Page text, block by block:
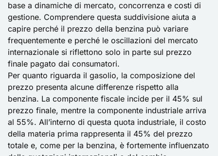
base a dinamiche di mercato, concorrenza e costi di
gestione. Comprendere questa suddivisione aiuta a
capire perché il prezzo della benzina può variare
frequentemente e perché le oscillazioni del mercato
internazionale si riflettono solo in parte sul prezzo
finale pagato dai consumatori.
Per quanto riguarda il gasolio, la composizione del
prezzo presenta alcune differenze rispetto alla
benzina. La componente fiscale incide per il 45% sul
prezzo finale, mentre la componente industriale arriva
al 55%. All’interno di questa quota industriale, il costo
della materia prima rappresenta il 45% del prezzo
totale e, come per la benzina, è fortemente influenzato